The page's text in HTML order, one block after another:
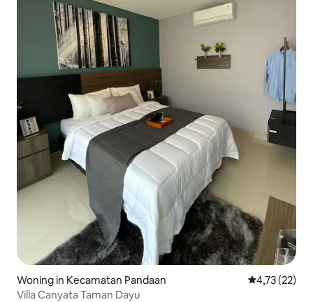
Woning in Kecamatan Pandaan Gemiddelde
4,73 (22)
Villa Canyata Taman Dayu